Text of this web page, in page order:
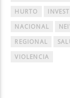
HURTO
NACIONAL
REGIONAL
VIOLENCIA